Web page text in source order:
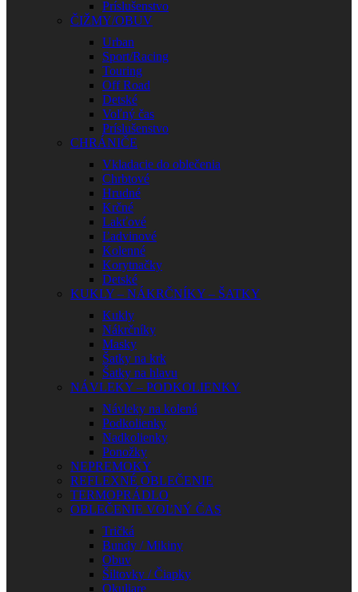
Príslušenstvo
ČIŽMY/OBUV
Urban
Sport/Racing
Touring
Off Road
Detské
Voľný čas
Príslušenstvo
CHRÁNIČE
Vkladacie do oblečenia
Chrbtové
Hrudné
Krčné
Lakťové
Ľadvinové
Kolenné
Korytnačky
Detské
KUKLY – NÁKRČNÍKY – ŠATKY
Kukly
Nákrčníky
Masky
Šatky na krk
Šatky na hlavu
NÁVLEKY – PODKOLIENKY
Návleky na kolená
Podkolienky
Nadkolienky
Ponožky
NEPREMOKY
REFLEXNÉ OBLEČENIE
TERMOPRÁDLO
OBLEČENIE VOĽNÝ ČAS
Tričká
Bundy / Mikiny
Obuv
Šiltovky / Čiapky
Okuliare